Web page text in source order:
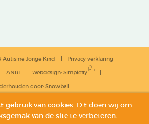
Autisme Jonge Kind Privacy verklaring
ANBI Webdesign: Simplefly
door: Snowball
gebruik van cookies. Dit doen wij om
van de site te verbeteren,